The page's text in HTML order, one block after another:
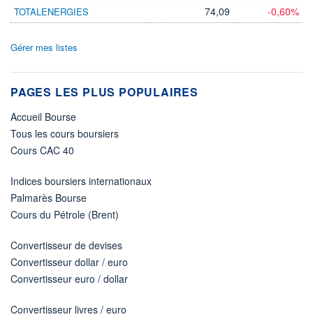
TOTALENERGIES 74,09 -0,60%
Gérer mes listes
PAGES LES PLUS POPULAIRES
Accueil Bourse
Tous les cours boursiers
Cours CAC 40
Indices boursiers internationaux
Palmarès Bourse
Cours du Pétrole (Brent)
Convertisseur de devises
Convertisseur dollar / euro
Convertisseur euro / dollar
Convertisseur livres / euro